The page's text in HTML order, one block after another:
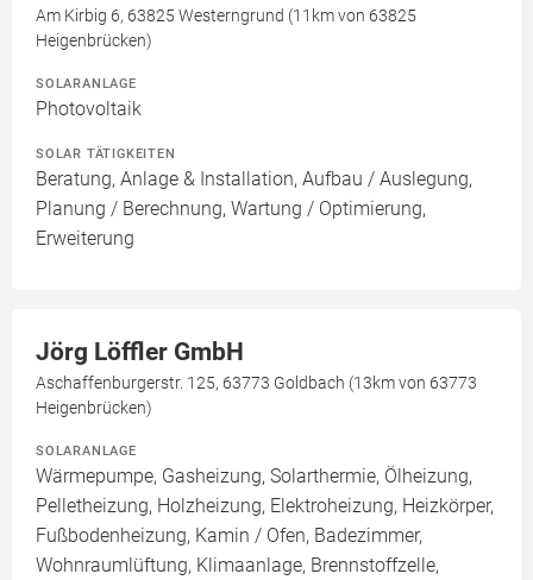
Am Kirbig 6, 63825 Westerngrund (11km von 63825
Heigenbrücken)
SOLARANLAGE
Photovoltaik
SOLAR TÄTIGKEITEN
Beratung, Anlage & Installation, Aufbau / Auslegung,
Planung / Berechnung, Wartung / Optimierung,
Erweiterung
Jörg Löffler GmbH
Aschaffenburgerstr. 125, 63773 Goldbach (13km von 63773
Heigenbrücken)
SOLARANLAGE
Wärmepumpe, Gasheizung, Solarthermie, Ölheizung,
Pelletheizung, Holzheizung, Elektroheizung, Heizkörper,
Fußbodenheizung, Kamin / Ofen, Badezimmer,
Wohnraumlüftung, Klimaanlage, Brennstoffzelle,